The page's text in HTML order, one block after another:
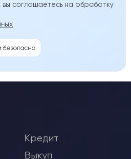
соглашаетесь на обработку
безопасно
Кредит
Выкуп